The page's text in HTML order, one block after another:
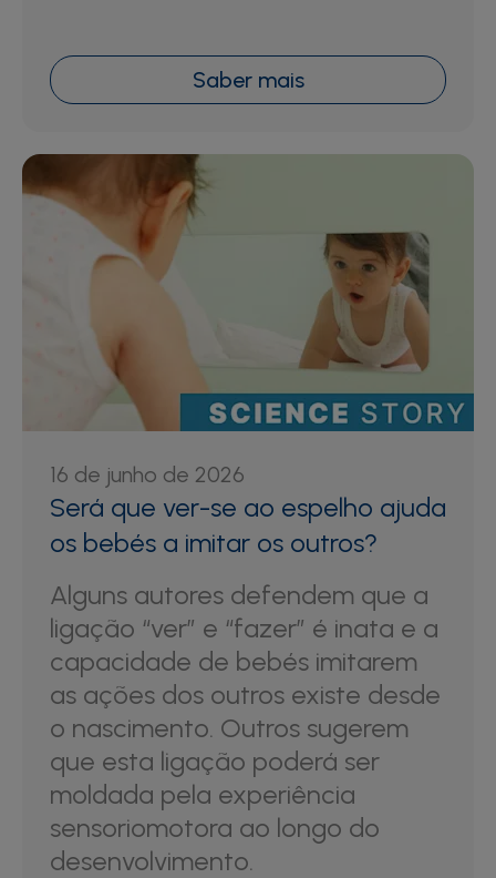
Saber mais
16 de junho de 2026
Será que ver-se ao espelho ajuda
os bebés a imitar os outros?
Alguns autores defendem que a
ligação “ver” e “fazer” é inata e a
capacidade de bebés imitarem
as ações dos outros existe desde
o nascimento. Outros sugerem
que esta ligação poderá ser
moldada pela experiência
sensoriomotora ao longo do
desenvolvimento.